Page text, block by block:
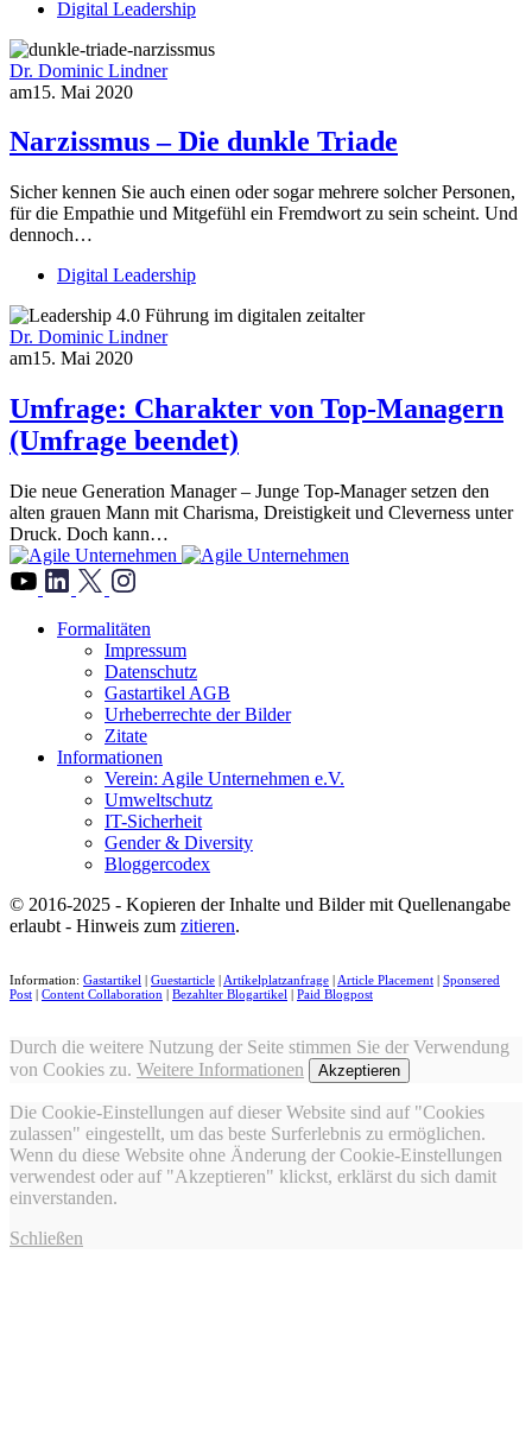
Digital Leadership
Dr. Dominic Lindner
am15. Mai 2020
Narzissmus – Die dunkle Triade
Sicher kennen Sie auch einen oder sogar mehrere solcher Personen,
für die Empathie und Mitgefühl ein Fremdwort zu sein scheint. Und
dennoch…
Digital Leadership
Dr. Dominic Lindner
am15. Mai 2020
Umfrage: Charakter von Top-Managern
(Umfrage beendet)
Die neue Generation Manager – Junge Top-Manager setzen den
alten grauen Mann mit Charisma, Dreistigkeit und Cleverness unter
Druck. Doch kann…
Formalitäten
Impressum
Datenschutz
Gastartikel AGB
Urheberrechte der Bilder
Zitate
Informationen
Verein: Agile Unternehmen e.V.
Umweltschutz
IT-Sicherheit
Gender & Diversity
Bloggercodex
© 2016-2025 - Kopieren der Inhalte und Bilder mit Quellenangabe
erlaubt - Hinweis zum zitieren.
Information: Gastartikel | Guestarticle | Artikelplatzanfrage | Article Placement | Sponsered
Post | Content Collaboration | Bezahlter Blogartikel | Paid Blogpost
Durch die weitere Nutzung der Seite stimmen Sie der Verwendung
von Cookies zu. Weitere Informationen Akzeptieren
Die Cookie-Einstellungen auf dieser Website sind auf "Cookies
zulassen" eingestellt, um das beste Surferlebnis zu ermöglichen.
Wenn du diese Website ohne Änderung der Cookie-Einstellungen
verwendest oder auf "Akzeptieren" klickst, erklärst du sich damit
einverstanden.
Schließen